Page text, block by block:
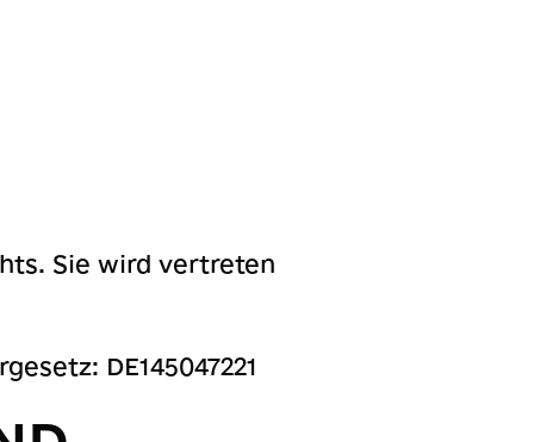
Sie wird vertreten
DE145047221